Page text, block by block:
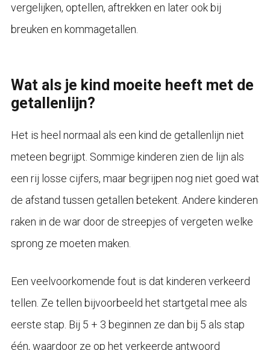
vergelijken, optellen, aftrekken en later ook bij
breuken en kommagetallen.
Wat als je kind moeite heeft met de
getallenlijn?
Het is heel normaal als een kind de getallenlijn niet
meteen begrijpt. Sommige kinderen zien de lijn als
een rij losse cijfers, maar begrijpen nog niet goed wat
de afstand tussen getallen betekent. Andere kinderen
raken in de war door de streepjes of vergeten welke
sprong ze moeten maken.
Een veelvoorkomende fout is dat kinderen verkeerd
tellen. Ze tellen bijvoorbeeld het startgetal mee als
eerste stap. Bij 5 + 3 beginnen ze dan bij 5 als stap
één, waardoor ze op het verkeerde antwoord